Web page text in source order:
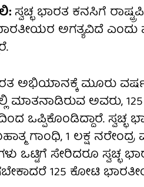
ಸ್ವಚ್ಛ ಭಾರತ ಕನಸಿಗೆ
ಅಗತ್ಯವಿದೆ
ಅಭಿಯಾನಕ್ಕೆ ಮೂರು
ಮಾತನಾಡಿರುವ ಅವರು,
ಒಪ್ಪಿಕೊಂಡಿದ್ದಾರೆ.
ಗಾಂಧಿ, 1 ಲಕ್ಷ
ಒಟ್ಟಿಗೆ ಸೇರಿದರೂ ಸ್ವಚ್ಛ
125 ಕೋಟಿ